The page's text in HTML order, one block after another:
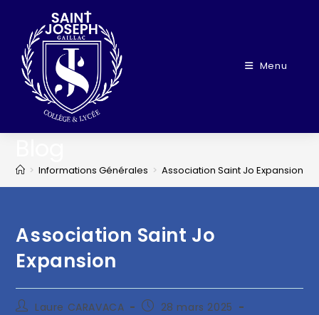
Menu
> Informations Générales > Association Saint Jo Expansion
Association Saint Jo
Expansion
Laure CARAVACA
28 mars 2025